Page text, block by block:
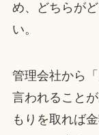
め、どちらが
い。
管理会社から
言われること
もりを取れば